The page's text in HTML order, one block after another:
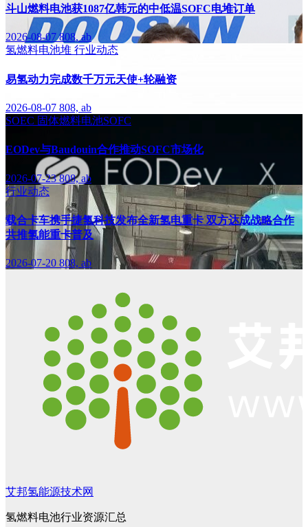
斗山燃料电池获1087亿韩元的中低温SOFC电堆订单
2026-08-07808, ab
氢燃料电池堆 行业动态
易氢动力完成数千万元天使+轮融资
2026-08-07 808, ab
SOEC 固体燃料电池SOFC
EODev与Baudouin合作推动SOFC市场化
2026-07-23808, ab
行业动态
载合卡车携手捷氢科技发布全新氢电重卡 双方达成战略合作
共推氢能重卡普及
2026-07-20 808, ab
艾邦氢能源技术网
氢燃料电池行业资源汇总